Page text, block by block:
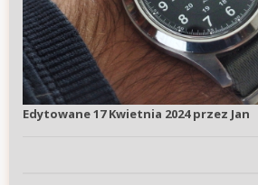
Edytowane17 Kwietnia 2024przez Jan